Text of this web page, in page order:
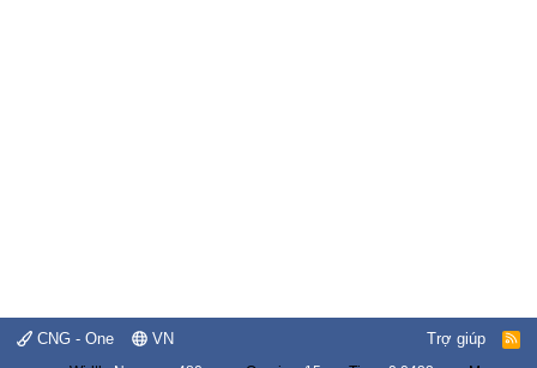
CNG - One VN Trợ giúp
R